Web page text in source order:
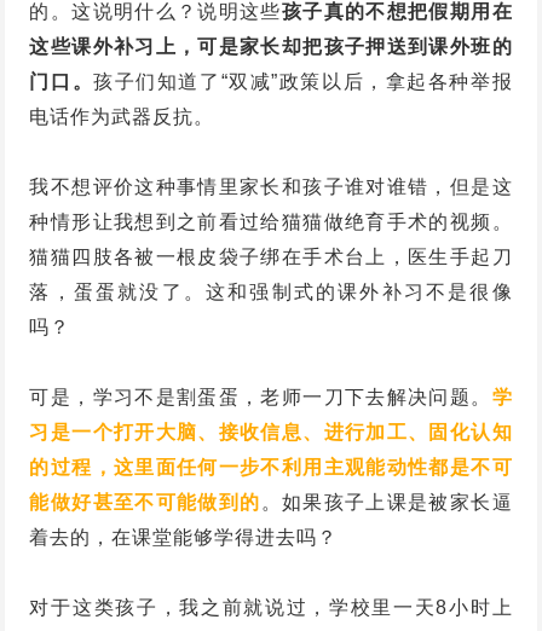
的。这说明什么？说明这些孩子真的不想把假期用在
这些课外补习上，可是家长却把孩子押送到课外班的
门口。孩子们知道了“双减”政策以后，拿起各种举报
电话作为武器反抗。
我不想评价这种事情里家长和孩子谁对谁错，但是这
种情形让我想到之前看过给猫猫做绝育手术的视频。
猫猫四肢各被一根皮袋子绑在手术台上，医生手起刀
落，蛋蛋就没了。这和强制式的课外补习不是很像
吗？
可是，学习不是割蛋蛋，老师一刀下去解决问题。 学
习是一个打开大脑、接收信息、进行加工、固化认知
的过程，这里面任何一步不利用主观能动性都是不可
能做好甚至不可能做到的 。如果孩子上课是被家长逼
着去的，在课堂能够学得进去吗？
对于这类孩子，我之前就说过，学校里一天8小时上